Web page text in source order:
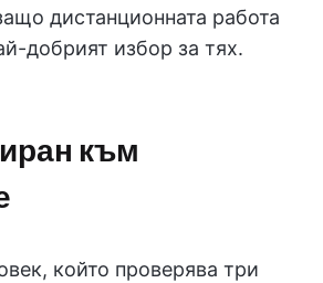
дистанционната работа
добрият избор за тях.
към
който проверява три